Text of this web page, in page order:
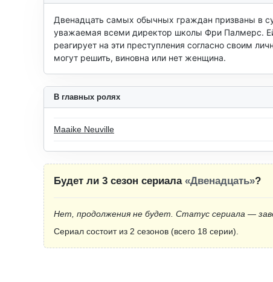
Двенадцать самых обычных граждан призваны в
уважаемая всеми директор школы Фри Палмерс.
реагирует на эти преступления согласно своим
могут решить, виновна или нет женщина.
В главных ролях
Maaike Neuville
Будет ли 3 сезон сериала «Двенадцать»?
Нет, продолжения не будет. Статус сериала —
Сериал состоит из 2 сезонов (всего 18 серии).